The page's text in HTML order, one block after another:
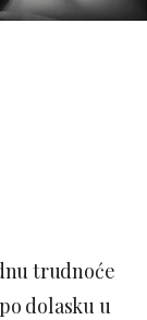
trudnoće
dolasku u